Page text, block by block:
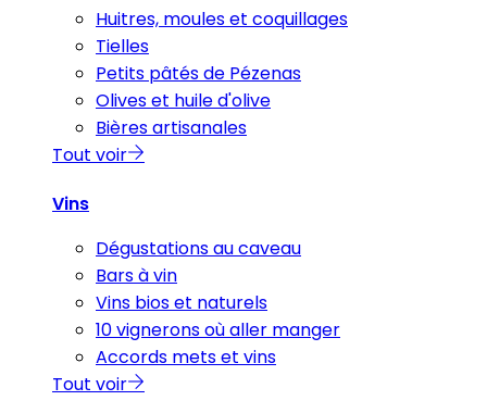
Huitres, moules et coquillages
Tielles
Petits pâtés de Pézenas
Olives et huile d'olive
Bières artisanales
Tout voir
Vins
Dégustations au caveau
Bars à vin
Vins bios et naturels
10 vignerons où aller manger
Accords mets et vins
Tout voir